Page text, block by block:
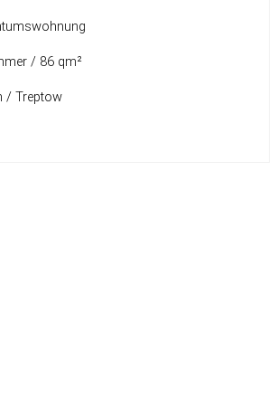
/ 86 qm²
/ Treptow